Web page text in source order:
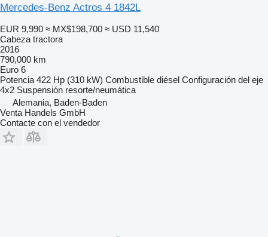
Mercedes-Benz Actros 4 1842L
EUR 9,990 ≈ MX$198,700 ≈ USD 11,540
Cabeza tractora
2016
790,000 km
Euro 6
Potencia 422 Hp (310 kW) Combustible diésel Configuración del eje
4x2 Suspensión resorte/neumática
Alemania, Baden-Baden
Venta Handels GmbH
Contacte con el vendedor